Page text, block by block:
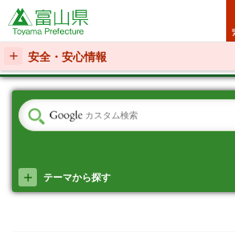
富山県
安全・安心情報
テーマから探す